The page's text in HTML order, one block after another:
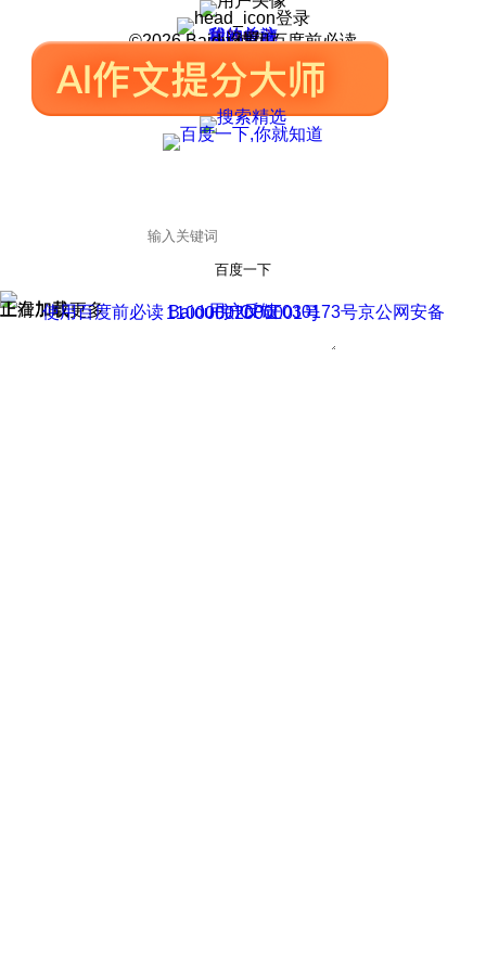
登录
我的关注
我的收藏
皮肤中心
用户反馈
设置
©2026 Baidu 使用百度前必读
百度一下
正在加载
上滑加载更多 用户反馈
使用百度前必读 Baidu 京ICP证030173号
京公网安备11000002000001号